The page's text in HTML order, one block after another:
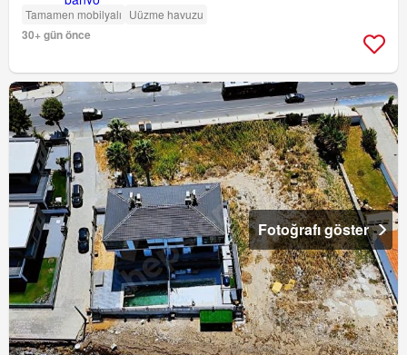
Tamamen mobilyalı Uüzme havuzu
30+ gün önce
Fotoğrafı göster